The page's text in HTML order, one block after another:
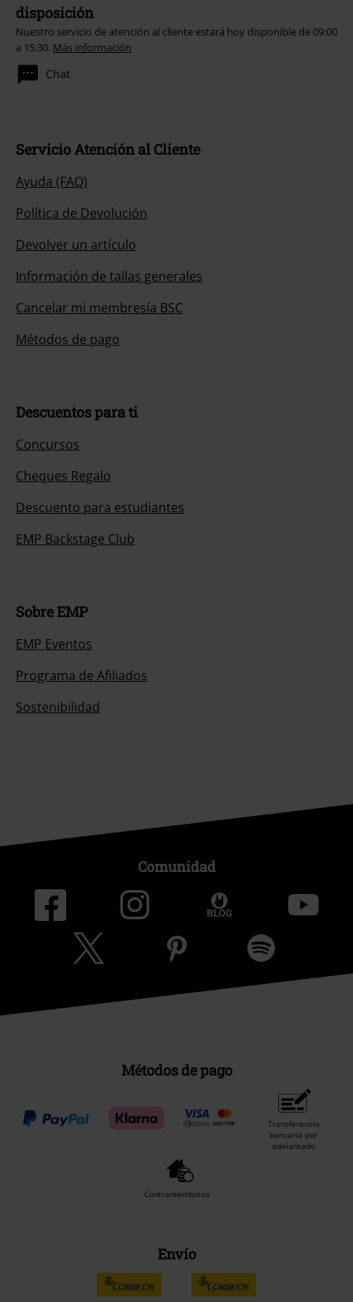
disposición
Nuestro servicio de atención al cliente estará hoy disponible de 09:00
a 15:30. Más información
Chat
Servicio Atención al Cliente
Ayuda (FAQ)
Política de Devolución
Devolver un artículo
Información de tallas generales
Cancelar mi membresía BSC
Métodos de pago
Descuentos para ti
Concursos
Cheques Regalo
Descuento para estudiantes
EMP Backstage Club
Sobre EMP
EMP Eventos
Programa de Afiliados
Sostenibilidad
Comunidad
Métodos de pago
Transferencia
bancaria por
adelantado
Contrareembolso
Envío